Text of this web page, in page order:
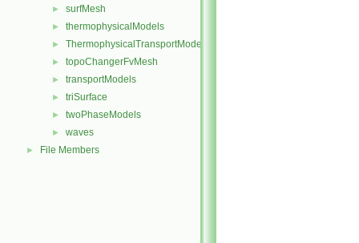
► surfMesh
► thermophysicalModels
► ThermophysicalTransportModels
► topoChangerFvMesh
► transportModels
► triSurface
► twoPhaseModels
► waves
► File Members